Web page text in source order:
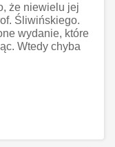
że niewielu jej
Śliwińskiego.
wydanie, które
Wtedy chyba